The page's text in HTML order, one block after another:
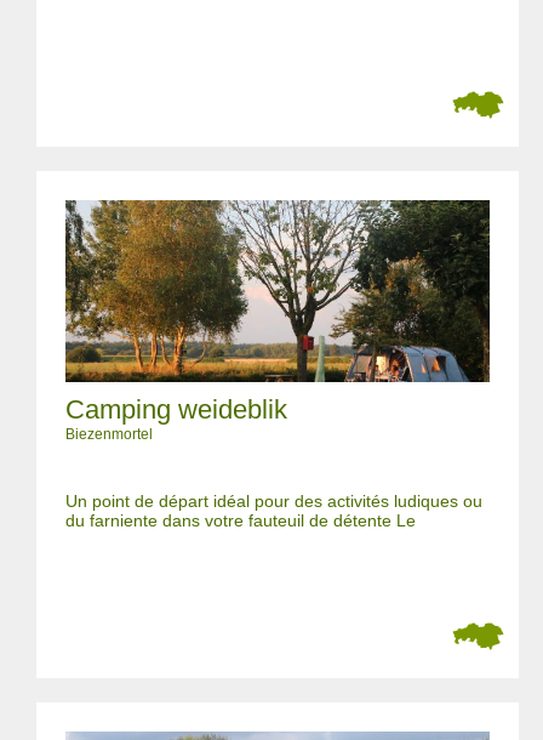
Camping weideblik
Biezenmortel
Un point de départ idéal pour des activités ludiques ou
du farniente dans votre fauteuil de détente Le